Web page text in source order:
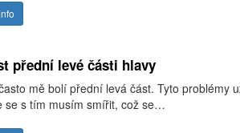
přední levé části hlavy
mě bolí přední levá část. Tyto problémy
se s tím musím smířit, což se…